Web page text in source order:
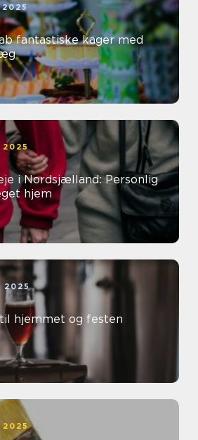
fantastiske kager med
i Nordsjælland: Personlig
hjem
2025
hjemmet og festen
2025